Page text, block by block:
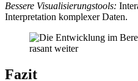
Bessere Visualisierungstools:
Interpretation komplexer Daten.
Fazit